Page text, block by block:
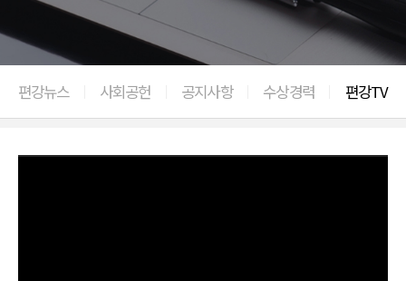
편강뉴스 사회공헌 공지사항 수상경력 편강TV